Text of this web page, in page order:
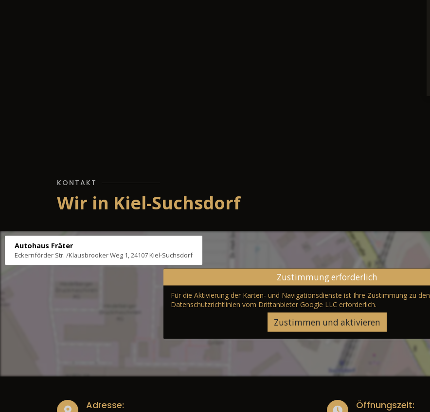
KONTAKT
Wir in Kiel-Suchsdorf
Autohaus Fräter
Eckernförder Str. /Klausbrooker Weg 1, 24107 Kiel-Suchsdorf
Zustimmung erforderlich
Für die Aktivierung der Karten- und Navigationsdienste ist Ihre Zustimmung zu den
Datenschutzrichtlinien vom Drittanbieter Google LLC erforderlich.
Zustimmen und aktivieren
Adresse: Öffnungszeit: